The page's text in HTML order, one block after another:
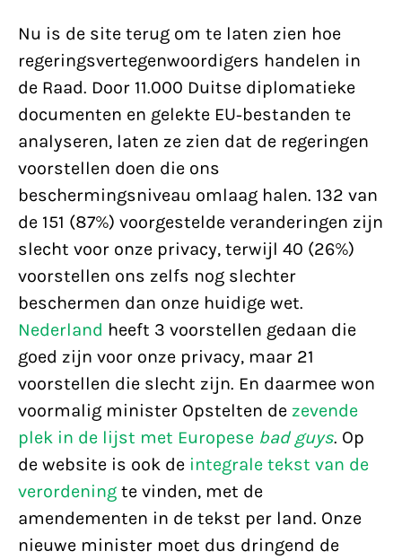
Nu is de site terug om te laten zien hoe
regeringsvertegenwoordigers handelen in
de Raad. Door 11.000 Duitse diplomatieke
documenten en gelekte EU-bestanden te
analyseren, laten ze zien dat de regeringen
voorstellen doen die ons
beschermingsniveau omlaag halen. 132 van
de 151 (87%) voorgestelde veranderingen zijn
slecht voor onze privacy, terwijl 40 (26%)
voorstellen ons zelfs nog slechter
beschermen dan onze huidige wet.
Nederland heeft 3 voorstellen gedaan die
goed zijn voor onze privacy, maar 21
voorstellen die slecht zijn. En daarmee won
voormalig minister Opstelten de zevende
plek in de lijst met Europese bad guys. Op
de website is ook de integrale tekst van de
verordening te vinden, met de
amendementen in de tekst per land. Onze
nieuwe minister moet dus dringend de